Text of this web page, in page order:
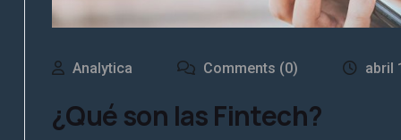
Analytica Comments (0) abril
¿Qué son las Fintech?